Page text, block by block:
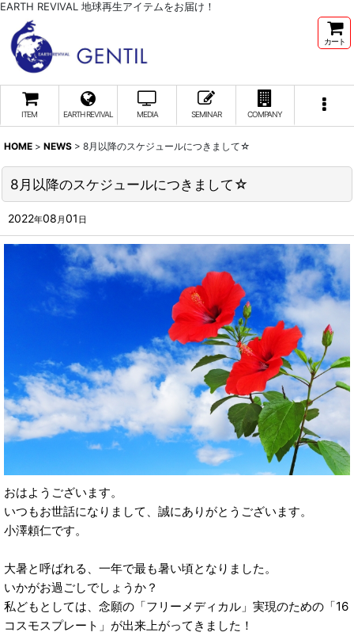
EARTH REVIVAL 地球再生アイテムをお届け！
カート
ITEM EARTH REVIVAL MEDIA SEMINAR COMPANY
HOME > NEWS > 8月以降のスケジュールにつきまして☆
8月以降のスケジュールにつきまして☆
2022年08 月 01 日
おはようございます。
いつもお世話になりまして、誠にありがとうございます。
小澤頼仁です。
大暑と呼ばれる、一年で最も暑い頃となりました。
いかがお過ごしでしょうか？
私どもとしては、念願の「フリーメディカル」実現のための「16
コスモスプレート」が出来上がってきました！